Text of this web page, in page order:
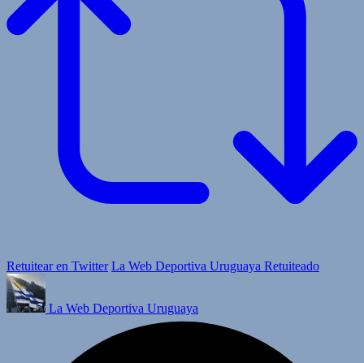
Retuitear en Twitter La Web Deportiva Uruguaya Retuiteado
La Web Deportiva Uruguaya